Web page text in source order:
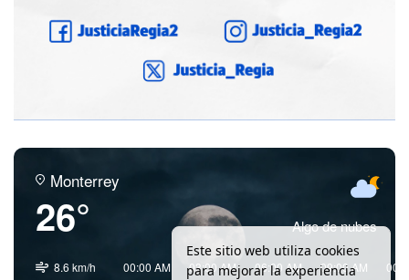
Monterrey
26° Algo de nubes
8.6 km/h
00:00 AM 03:00 AM 06:00 AM 09:00 AM
Este sitio web utiliza cookies
para mejorar la experiencia